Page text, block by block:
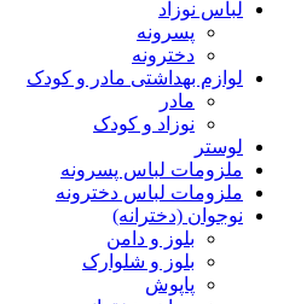
لباس نوزاد
پسرونه
دخترونه
لوازم بهداشتی مادر و کودک
مادر
نوزاد و کودک
لوستر
ملزومات لباس پسرونه
ملزومات لباس دخترونه
نوجوان (دخترانه)
بلوز و دامن
بلوز و شلوارک
پاپوش